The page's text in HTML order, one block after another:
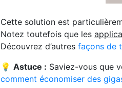
Cette solution est
Notez toutefois que les
Découvrez d’autres façons de
💡 Astuce : Saviez-vous que
comment économiser des